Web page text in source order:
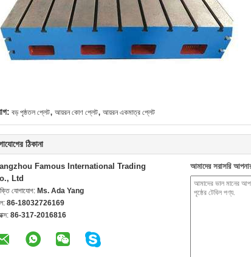
বড় পৃষ্ঠতল প্লেট, আয়রন কোণ প্লেট, আয়রন একমাত্র প্লেট
ঠিকানা
Famous International Trading
Ltd
যোগাযোগ: Ms. Ada Yang
86-18032726169
86-317-2016816
আমাদের সরাসরি